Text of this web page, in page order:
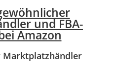
und FBA-
Amazon
Marktplatzhändler